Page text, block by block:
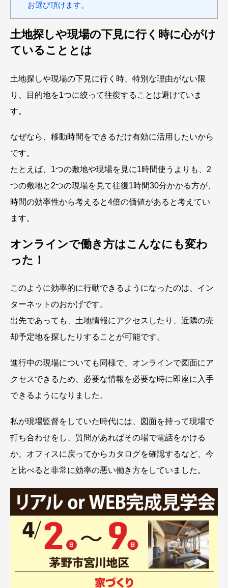
お選び頂けます。
土地探しや現場の下見に行く時に心がけ
ていることとは
土地探しや現場の下見に行く時、特別な理由がない限
り、目的地を1つに絞って往復することは避けていま
す。
なぜなら、移動時間をできるだけ有効に活用したいから
です。
たとえば、1つの敷地や現場を見に1時間使うよりも、2
つの敷地と2つの現場を見て往復1時間30分かかる方が、
時間の効率性から考えると4倍の価値があると考えてい
ます。
オンラインで働き方はこんなにも変わ
った！
このように効率的に行動できるようになったのは、イン
ターネットのおかげです。
出先であっても、土地情報にアクセスしたり、近隣の売
却予定地を探したりすることが可能です。
進行中の現場についても同様で、オンラインで図面にア
クセスできるため、必要な情報を必要な時に即座に入手
できるようになりました。
私が現場監督をしていた時代には、図面を持って現場で
打ち合わせをし、質問があればその場で電話をかける
か、オフィスに戻ってからカタログを確認するなど、今
と比べると非常に効率の悪い働き方をしていました。